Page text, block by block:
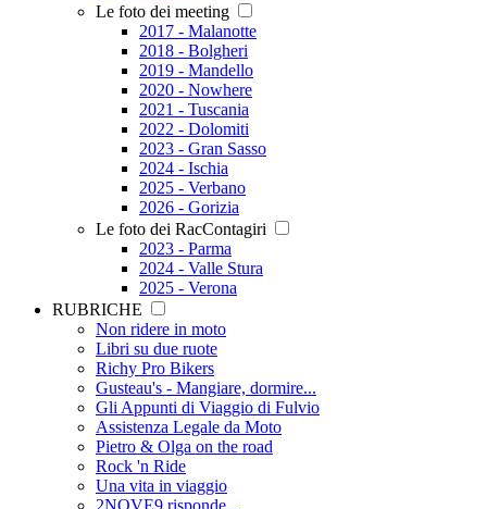
Le foto dei meeting
2017 - Malanotte
2018 - Bolgheri
2019 - Mandello
2020 - Nowhere
2021 - Tuscania
2022 - Dolomiti
2023 - Gran Sasso
2024 - Ischia
2025 - Verbano
2026 - Gorizia
Le foto dei RacContagiri
2023 - Parma
2024 - Valle Stura
2025 - Verona
RUBRICHE
Non ridere in moto
Libri su due ruote
Richy Pro Bikers
Gusteau's - Mangiare, dormire...
Gli Appunti di Viaggio di Fulvio
Assistenza Legale da Moto
Pietro & Olga on the road
Rock 'n Ride
Una vita in viaggio
2NOVE9 risponde...